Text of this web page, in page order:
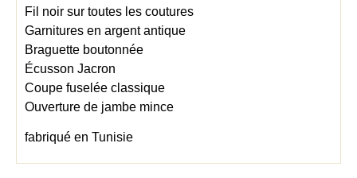
Fil noir sur toutes les coutures
Garnitures en argent antique
Braguette boutonnée
Écusson Jacron
Coupe fuselée classique
Ouverture de jambe mince
fabriqué en Tunisie